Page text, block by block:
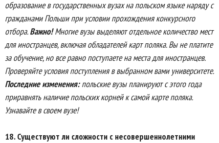
образование в государственных вузах на польском языке наряду с
гражданами Польши при условии прохождения конкурсного
отбора.Важно!Многие вузы выделяют отдельное количество мест
для иностранцев, включая обладателей карт поляка. Вы не платите
за обучение, но все равно поступаете на места для иностранцев.
Проверяйте условия поступления в выбранном вами университете.
Последние изменения:польские вузы планируют с этого года
приравнять наличие польских корней к самой карте поляка.
Узнавайте в своем вузе!
18.Существуют ли сложности с несовершеннолетними